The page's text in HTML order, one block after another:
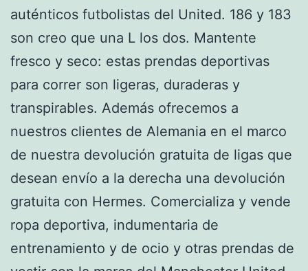
auténticos futbolistas del United. 186 y 183
son creo que una L los dos. Mantente
fresco y seco: estas prendas deportivas
para correr son ligeras, duraderas y
transpirables. Además ofrecemos a
nuestros clientes de Alemania en el marco
de nuestra devolución gratuita de ligas que
desean envío a la derecha una devolución
gratuita con Hermes. Comercializa y vende
ropa deportiva, indumentaria de
entrenamiento y de ocio y otras prendas de